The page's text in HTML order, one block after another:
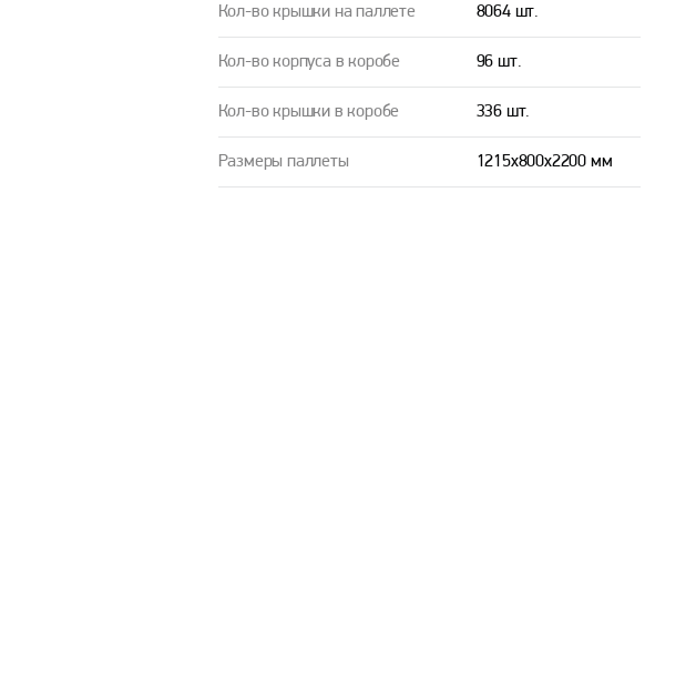
Кол-во крышки на паллете 8064 шт.
Кол-во корпуса в коробе 96 шт.
Кол-во крышки в коробе 336 шт.
Размеры паллеты 1215х800х2200 мм